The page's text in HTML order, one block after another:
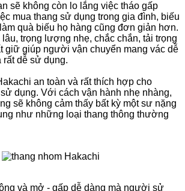
sẽ không còn lo lắng việc tháo gấp
mua thang sử dụng trong gia đình, biếu
quà biếu họ hàng cũng đơn giản hơn.
trọng lượng nhẹ, chắc chắn, tải trọng
giữ giúp người vận chuyển mang vác dễ
rất dễ sử dụng.
an toàn và rất thích hợp cho
dụng. Với cách vận hành nhẹ nhàng,
sẽ không cảm thấy bất kỳ một sư nặng
như những loại thang thông thường
và mở - gấp dễ dàng mà người sử